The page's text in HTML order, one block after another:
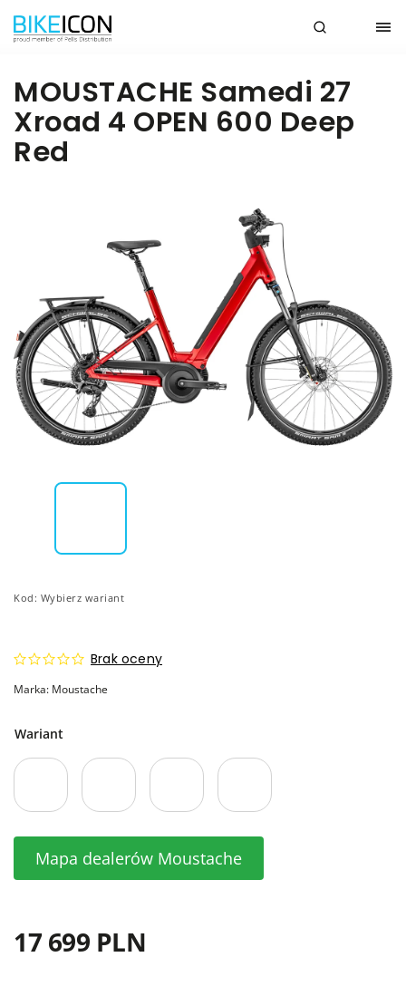
MOUSTACHE Samedi 27
Xroad 4 OPEN 600 Deep
Red
Kod: Wybierz wariant
Brak oceny
Marka: Moustache
Wariant
Mapa dealerów Moustache
17 699 PLN